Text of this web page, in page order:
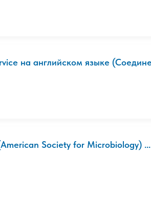
на английском языке
Society for Microbiology) ...